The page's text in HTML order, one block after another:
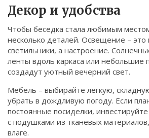
Декор и удобства
Чтобы беседка стала любимым
несколько деталей. Освещение – это
светильники, а настроение.
ленты вдоль каркаса или небольшие
создадут уютный вечерний свет.
Мебель – выбирайте легкую,
убрать в дождливую погоду. Если
постоянные посиделки,
с подушками из тканевых
влаге.